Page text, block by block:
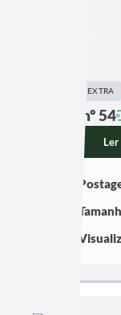
EDIÇÃO EXTRA
Edição nº 54
Ler